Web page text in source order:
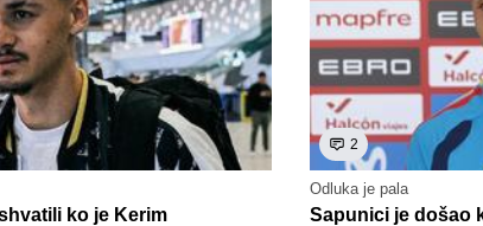
ko je Kerim
2
Odluka je pala
Sapunici je došao